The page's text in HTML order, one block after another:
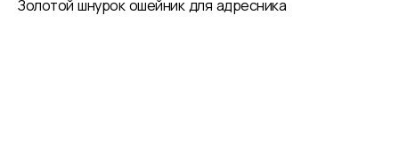
Золотой шнурок ошейник для адресника